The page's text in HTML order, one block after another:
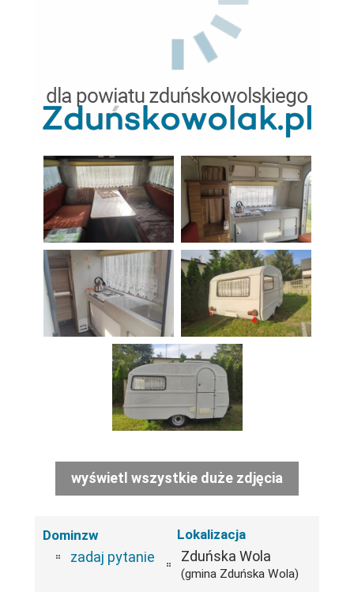
wyświetl wszystkie duże zdjęcia
Dominzw
zadaj pytanie
Lokalizacja
Zduńska Wola
(gmina Zduńska Wola)